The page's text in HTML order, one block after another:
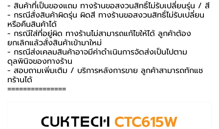
- สินค้าที่เป็นของแถม ทางร้านขอสงวนสิทธิ์ไม่รับเปลี่ยนรุ่น / สี
- กรณีสั่งสินค้าผิดรุ่น ผิดสี ทางร้านขอสงวนสิทธิ์ไม่รับเปลี่ยน
หรือคืนสินค้าได้
- กรณีใส่ที่อยู่ผิด ทางร้านไม่สามารถแก้ไขให้ได้ ลูกค้าต้อง
ยกเลิกแล้วสั่งสินค้าเข้ามาใหม่
- กรณีส่งเคลมสินค้าอาจมีค่าดำเนินการจัดส่งเป็นไปตาม
ดุลพินิจของทางร้าน
- สอบถามเพิ่มเติม / บริการหลังการขาย ลูกค้าสามารถทักแช
ทร้านได้
===============